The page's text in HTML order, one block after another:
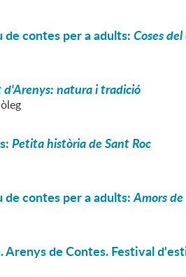
contes per a adults:Coses
d'Arenys: natura i tradició
Petita història de Sant Roc
de contes per a adults:Amors
Arenys de Contes. Festival